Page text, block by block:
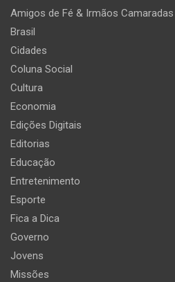
Amigos de Fé & Irmãos Camaradas
Brasil
Cidades
Coluna Social
Cultura
Economia
Edições Digitais
Editorias
Educação
Entretenimento
Esporte
Fica a Dica
Governo
Jovens
Missões